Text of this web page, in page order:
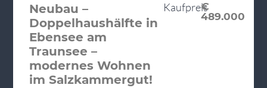
Neubau –
Doppelhaushälfte in
Ebensee am
Traunsee –
modernes Wohnen
im Salzkammergut!
Kaufpreis
€
489.000